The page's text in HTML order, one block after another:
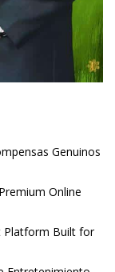
Genuinos
Online
Platform Built for